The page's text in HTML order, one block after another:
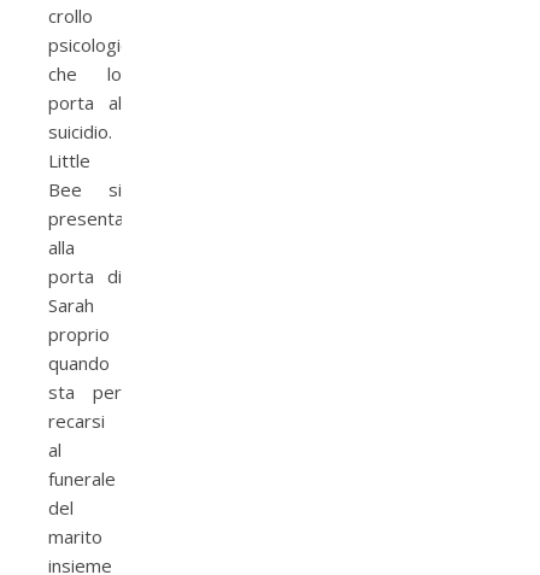
crollo
psicologico
che lo
porta al
suicidio.
Little
Bee si
presenta
alla
porta di
Sarah
proprio
quando
sta per
recarsi
al
funerale
del
marito
insieme